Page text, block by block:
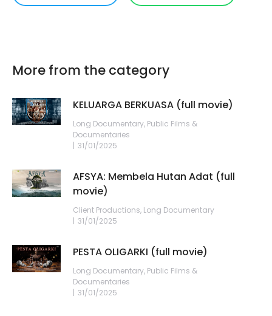
More from the category
KELUARGA BERKUASA (full movie)
Long Documentary, Public Films &
Documentaries
31/01/2025
AFSYA: Membela Hutan Adat (full
movie)
Client Productions, Long Documentary
31/01/2025
PESTA OLIGARKI (full movie)
Long Documentary, Public Films &
Documentaries
31/01/2025